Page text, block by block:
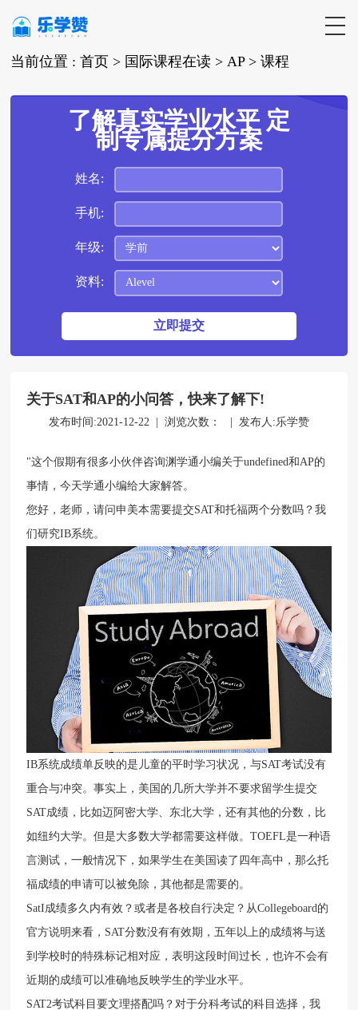
当前位置 :首页 > 国际课程在读 >AP>课程
了解真实学业水平 定
制专属提分方案
姓名:
手机:
年级:
资料:
立即提交
关于SAT和AP的小问答，快来了解下!
发布时间:2021-12-22 | 浏览次数： | 发布人:乐学赞
"这个假期有很多小伙伴咨询渊学通小编关于undefined和AP的
事情，今天学通小编给大家解答。
您好，老师，请问申美本需要提交SAT和托福两个分数吗？我
们研究IB系统。
IB系统成绩单反映的是儿童的平时学习状况，与SAT考试没有
重合与冲突。事实上，美国的几所大学并不要求留学生提交
SAT成绩，比如迈阿密大学、东北大学，还有其他的分数，比
如纽约大学。但是大多数大学都需要这样做。TOEFL是一种语
言测试，一般情况下，如果学生在美国读了四年高中，那么托
福成绩的申请可以被免除，其他都是需要的。
SatI成绩多久内有效？或者是各校自行决定？从Collegeboard的
官方说明来看，SAT分数没有有效期，五年以上的成绩将与送
到学校时的特殊标记相对应，表明这段时间过长，也许不会有
近期的成绩可以准确地反映学生的学业水平。
SAT2考试科目要文理搭配吗？对于分科考试的科目选择，我